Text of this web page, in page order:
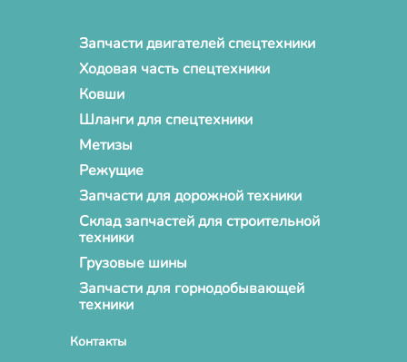
Запчасти двигателей спецтехники
Ходовая часть спецтехники
Ковши
Шланги для спецтехники
Метизы
Режущие
Запчасти для дорожной техники
Склад запчастей для строительной
техники
Грузовые шины
Запчасти для горнодобывающей
техники
Контакты